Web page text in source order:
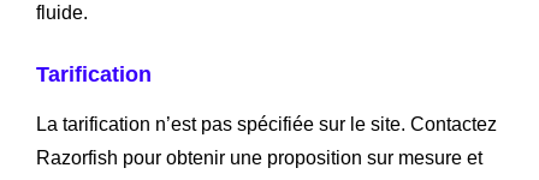
fluide.
Tarification
La tarification n’est pas spécifiée sur le site. Contactez
Razorfish pour obtenir une proposition sur mesure et